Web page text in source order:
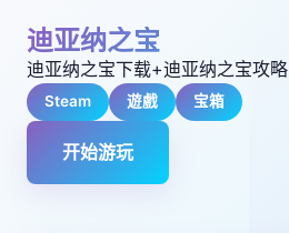
迪亚纳之宝
迪亚纳之宝下载+迪亚纳之宝攻略
Steam 遊戲 宝箱
开始游玩